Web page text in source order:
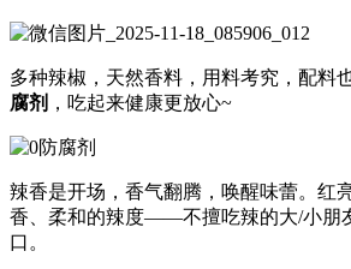
多种辣椒，天然香料，用料考究，配料
腐剂 ，吃起来健康更放心~
辣香是开场，香气翻腾，唤醒味蕾。红
香、柔和的辣度——不擅吃辣的大/小朋
口。